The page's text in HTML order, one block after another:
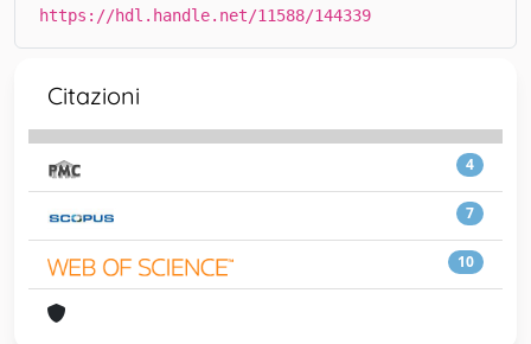
https://hdl.handle.net/11588/144339
Citazioni
4
7
10